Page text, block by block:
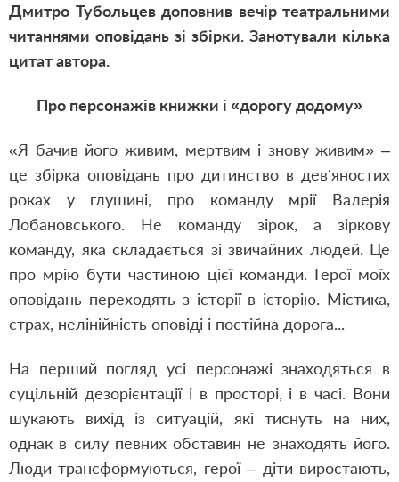
Дмитро Тубольцев доповнив вечір театральними
читаннями оповідань зі збірки. Занотували кілька
цитат автора.
Про персонажів книжки і «дорогу додому»
«Я бачив його живим, мертвим і знову живим» –
це збірка оповідань про дитинство в дев’яностих
роках у глушині, про команду мрії Валерія
Лобановського. Не команду зірок, а зіркову
команду, яка складається зі звичайних людей. Це
про мрію бути частиною цієї команди. Герої моїх
оповідань переходять з історії в історію. Містика,
страх, нелінійність оповіді і постійна дорога...
На перший погляд усі персонажі знаходяться в
суцільній дезорієнтації і в просторі, і в часі. Вони
шукають вихід із ситуацій, які тиснуть на них,
однак в силу певних обставин не знаходять його.
Люди трансформуються, герої – діти виростають,